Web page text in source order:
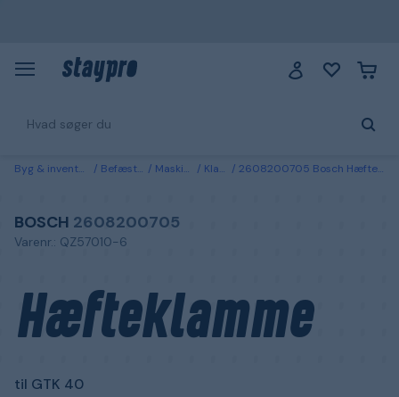
Byg & inventarie Befæstelse Maskinsøm Klammer 2608200705 Bosch Hæfteklamme til GTK 40 40 mm
BOSCH 2608200705
Varenr.: QZ57010-6
Hæfteklamme
til GTK 40